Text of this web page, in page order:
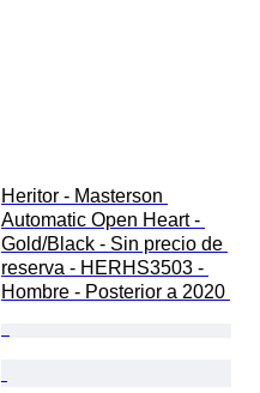
Heritor - Masterson
Automatic Open Heart -
Gold/Black - Sin precio de
reserva - HERHS3503 -
Hombre - Posterior a 2020